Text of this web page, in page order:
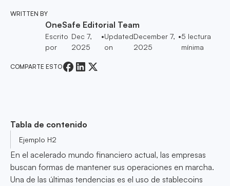
WRITTEN BY
OneSafe Editorial Team
Escrito
por
Dec 7,
2025
•Updated
on
December 7,
2025
•5 lectura
mínima
COMPARTE ESTO
Tabla de contenido
Ejemplo H2
En el acelerado mundo financiero actual, las empresas
buscan formas de mantener sus operaciones en marcha.
Una de las últimas tendencias es el uso de stablecoins